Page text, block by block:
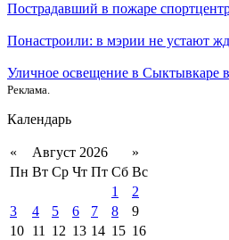
Пострадавший в пожаре
Понастроили: в мэрии не устают
Уличное освещение в Сыктывкаре
Реклама.
Календарь
« Август 2026
»
Пн Вт Ср Чт Пт Сб Вс
1
2
3
4 5 6 7 8
9
10 11 12 13 14 15 16